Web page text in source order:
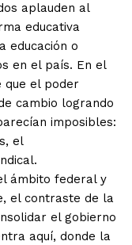
aplauden al
educativa
educación o
en el país. En el
que el poder
cambio logrando
imposibles:
el
ámbito federal y
el contraste de la
el gobierno
aquí, donde la